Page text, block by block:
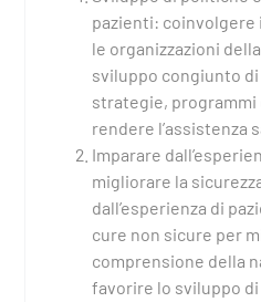
pazienti: coinvolgere
le organizzazioni
sviluppo congiunto
strategie, programmi
rendere l’assistenza
Imparare
migliorare la
dall’esperienza di
cure non sicure per
comprensione della
favorire lo sviluppo